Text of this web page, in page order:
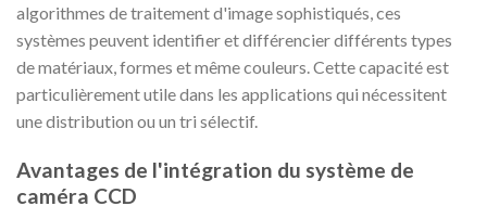
algorithmes de traitement d'image sophistiqués, ces
systèmes peuvent identifier et différencier différents types
de matériaux, formes et même couleurs. Cette capacité est
particulièrement utile dans les applications qui nécessitent
une distribution ou un tri sélectif.
Avantages de l'intégration du système de
caméra CCD